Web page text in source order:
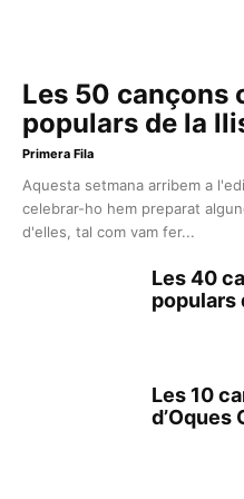
Les 50 cançons
populars de la
Primera Fila
Aquesta setmana arribem a
celebrar-ho hem preparat
d'elles, tal com vam fer...
Les 40
populars
Les 10
d’Oques